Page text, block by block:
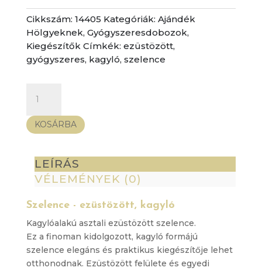
Cikkszám: 14405 Kategóriák: Ajándék
Hölgyeknek, Gyógyszeresdobozok,
Kiegészítők Címkék: ezüstözött,
gyógyszeres, kagyló, szelence
ezüstözött,
kagyló
KOSÁRBA
LEÍRÁS
VÉLEMÉNYEK (0)
Szelence - ezüstözött, kagyló
Kagylóalakú asztali ezüstözött szelence.
Ez a finoman kidolgozott, kagyló formájú
szelence elegáns és praktikus kiegészítője lehet
otthonodnak. Ezüstözött felülete és egyedi